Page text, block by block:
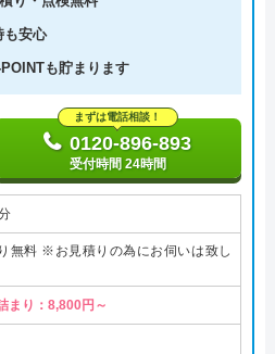
も安心
も貯まります
まずは電話相談！
0120-896-893
受付時間 24時間
無料 ※お見積りの為にお伺いは致し
まり：8,800円～